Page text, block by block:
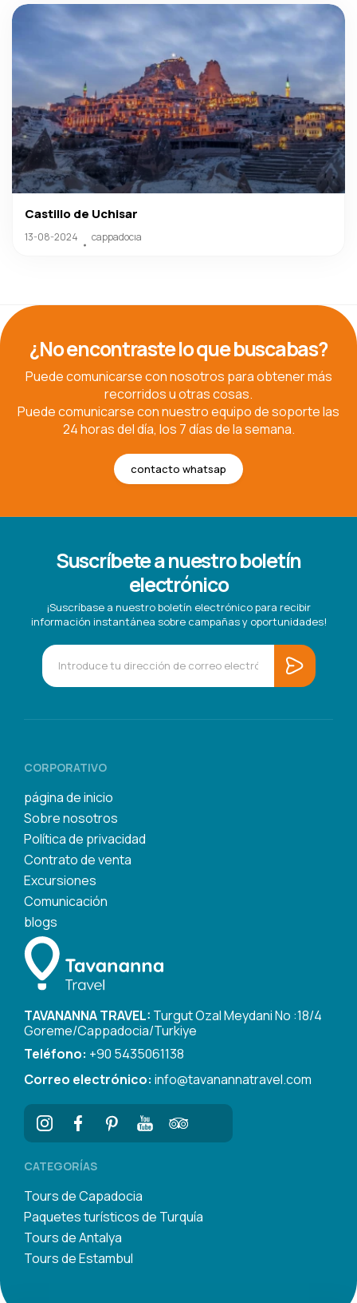
Castillo de Uchisar
13-08-2024 cappadocıa
¿No encontraste lo que buscabas?
Puede comunicarse con nosotros para obtener más
recorridos u otras cosas.
Puede comunicarse con nuestro equipo de soporte las
24 horas del día, los 7 días de la semana.
contacto whatsap
Suscríbete a nuestro boletín
electrónico
¡Suscríbase a nuestro boletín electrónico para recibir
información instantánea sobre campañas y oportunidades!
CORPORATIVO
página de inicio
Sobre nosotros
Política de privacidad
Contrato de venta
Excursiones
Comunicación
blogs
TAVANANNA TRAVEL: Turgut Ozal Meydani No :18/4
Goreme/Cappadocia/Turkiye
Teléfono: +90 5435061138
Correo electrónico: info@tavanannatravel.com
CATEGORÍAS
Tours de Capadocia
Paquetes turísticos de Turquía
Tours de Antalya
Tours de Estambul